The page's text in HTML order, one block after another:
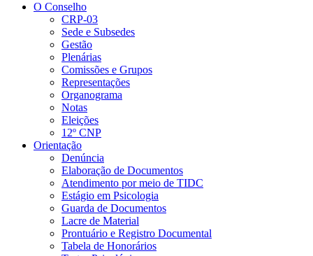
O Conselho
CRP-03
Sede e Subsedes
Gestão
Plenárias
Comissões e Grupos
Representações
Organograma
Notas
Eleições
12º CNP
Orientação
Denúncia
Elaboração de Documentos
Atendimento por meio de TIDC
Estágio em Psicologia
Guarda de Documentos
Lacre de Material
Prontuário e Registro Documental
Tabela de Honorários